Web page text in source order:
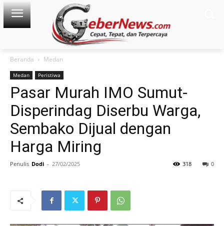
Beranda Medan
Medan Peristiwa
Pasar Murah IMO Sumut-
Disperindag Diserbu Warga,
Sembako Dijual dengan
Harga Miring
Penulis Dodi - 27/02/2025 0
318